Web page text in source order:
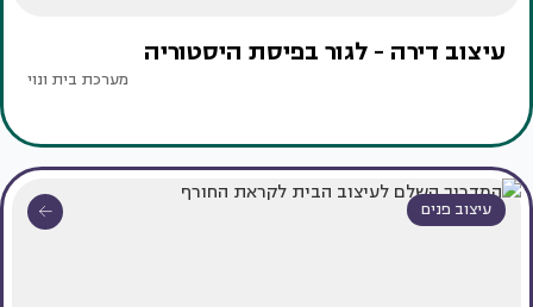
עיצוב דירה - לגור בפיסת היסטוריה
מערכת בית ונוי
עיצוב פנים